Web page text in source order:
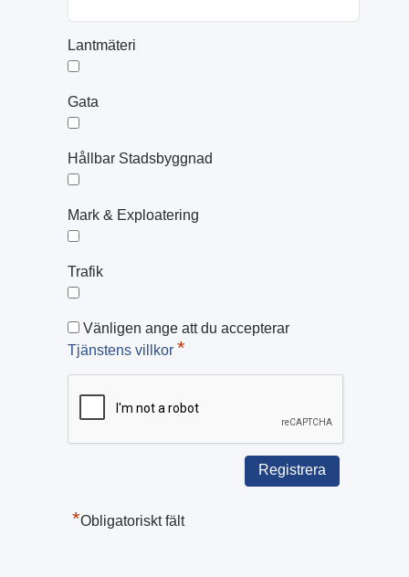
Lantmäteri
Gata
Hållbar Stadsbyggnad
Mark & Exploatering
Trafik
Vänligen ange att du accepterar
Tjänstens villkor *
*Obligatoriskt fält